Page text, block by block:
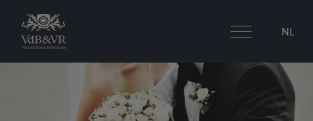
NL
Toggle
navigation